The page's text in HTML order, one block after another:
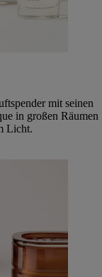
mit seinen
in großen Räumen
Licht.